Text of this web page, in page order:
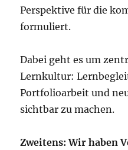
Perspektive für die
formuliert.
Dabei geht es um
Lernkultur:
Portfolioarbeit und
sichtbar zu machen.
Zweitens: Wir haben